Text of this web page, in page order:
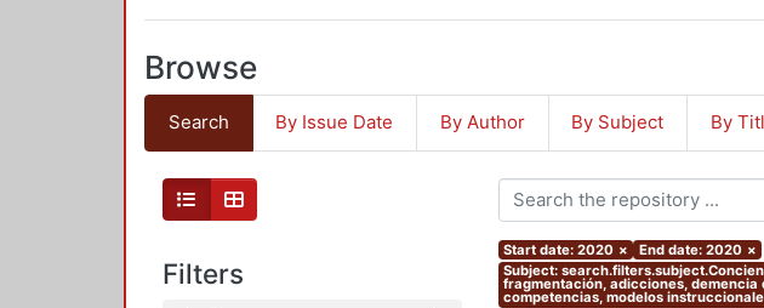
Browse
Search By Issue Date By Author By Subject By
Filters
Start date: 2020 × End date: 2020 ×
Subject:
fragmentación, adicciones,
competencias, modelos